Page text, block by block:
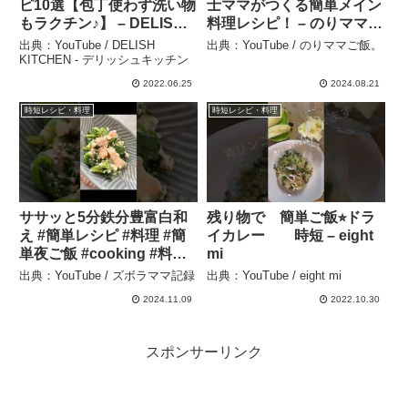
ピ10選【包丁使わず洗い物
もラクチン♪】 – DELISH
KITCHEN – デリッシュキ
ッチン
出典：YouTube / DELISH
KITCHEN - デリッシュキッチン
2022.06.25
士ママがつくる簡単メイン
料理レシピ！ – のりママご
飯。
出典：YouTube / のりママご飯。
2024.08.21
時短レシピ・料理
ササッと5分鉄分豊富白和
え #簡単レシピ #料理 #簡
単夜ご飯 #cooking #料理
日記 #おうちごはん #時短
#cookingvideo – ズボラマ
出典：YouTube / ズボラママ記録
2024.11.09
時短レシピ・料理
残り物で 簡単ご飯⭐︎ドラ
イカレー 時短 – eight
mi
出典：YouTube / eight mi
2022.10.30
スポンサーリンク